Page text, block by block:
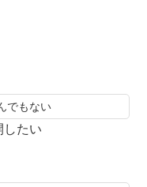
でもない
したい